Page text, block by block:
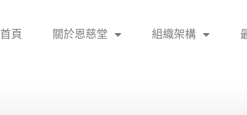
首頁 關於恩慈堂 組織架構